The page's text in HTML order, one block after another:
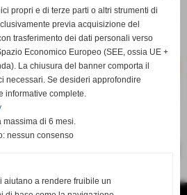
qt. non disponibile
TRIM30
disponibile
DISPONIBILE
propri e di terze parti o altri strumenti di
previa acquisizione del
trasferimento dei dati personali verso
Economico Europeo (SEE, ossia UE +
La chiusura del banner comporta il
necessari. Se desideri approfondire
informative complete.
massima di 6 mesi.
nessun consenso
aiutano a rendere fruibile un